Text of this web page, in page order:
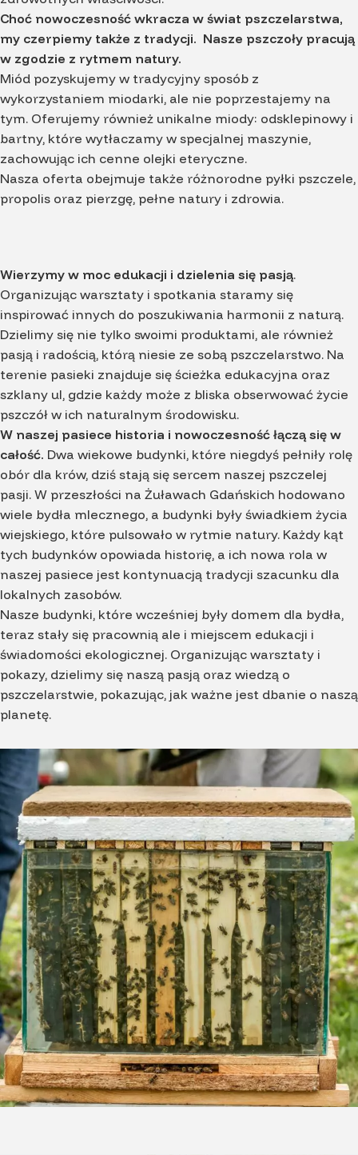
Choć nowoczesność wkracza w świat pszczelarstwa,
my czerpiemy także z tradycji. Nasze pszczoły pracują
w zgodzie z rytmem natury.
Miód pozyskujemy w tradycyjny sposób z
wykorzystaniem miodarki, ale nie poprzestajemy na
tym. Oferujemy również unikalne miody: odsklepinowy i
bartny, które wytłaczamy w specjalnej maszynie,
zachowując ich cenne olejki eteryczne.
Nasza oferta obejmuje także różnorodne pyłki pszczele,
propolis oraz pierzgę, pełne natury i zdrowia.
Wierzymy w moc edukacji i dzielenia się pasją.
Organizując warsztaty i spotkania staramy się
inspirować innych do poszukiwania harmonii z naturą.
Dzielimy się nie tylko swoimi produktami, ale również
pasją i radością, którą niesie ze sobą pszczelarstwo. Na
terenie pasieki znajduje się ścieżka edukacyjna oraz
szklany ul, gdzie każdy może z bliska obserwować życie
pszczół w ich naturalnym środowisku.
W naszej pasiece historia i nowoczesność łączą się w
całość. Dwa wiekowe budynki, które niegdyś pełniły rolę
obór dla krów, dziś stają się sercem naszej pszczelej
pasji. W przeszłości na Żuławach Gdańskich hodowano
wiele bydła mlecznego, a budynki były świadkiem życia
wiejskiego, które pulsowało w rytmie natury. Każdy kąt
tych budynków opowiada historię, a ich nowa rola w
naszej pasiece jest kontynuacją tradycji szacunku dla
lokalnych zasobów.
Nasze budynki, które wcześniej były domem dla bydła,
teraz stały się pracownią ale i miejscem edukacji i
świadomości ekologicznej. Organizując warsztaty i
pokazy, dzielimy się naszą pasją oraz wiedzą o
pszczelarstwie, pokazując, jak ważne jest dbanie o naszą
planetę.